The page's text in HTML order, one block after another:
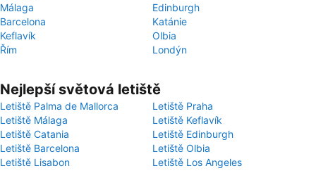
Málaga
Edinburgh
Barcelona
Katánie
Keflavík
Olbia
Řím
Londýn
Nejlepší světová letiště
Letiště Palma de Mallorca
Letiště Praha
Letiště Málaga
Letiště Keflavík
Letiště Catania
Letiště Edinburgh
Letiště Barcelona
Letiště Olbia
Letiště Lisabon
Letiště Los Angeles